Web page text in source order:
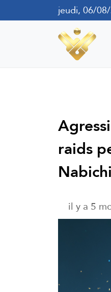
jeudi, 06/
raids
il y a 5